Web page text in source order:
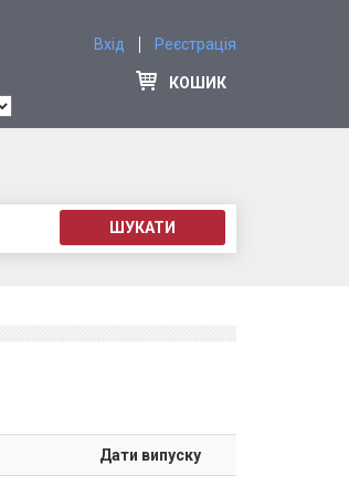
Вхід Реєстрація
КОШИК
ШУКАТИ
Дати випуску